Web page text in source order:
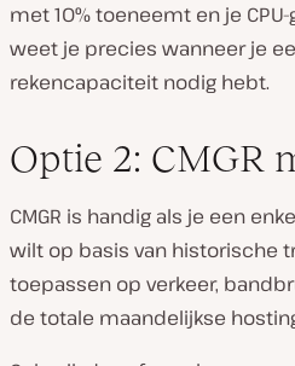
met 10% toeneemt en je CPU-
weet je precies wanneer je
rekencapaciteit nodig hebt.
Optie 2: CMGR
CMGR is handig als je een
wilt op basis van historische
toepassen op verkeer,
de totale maandelijkse